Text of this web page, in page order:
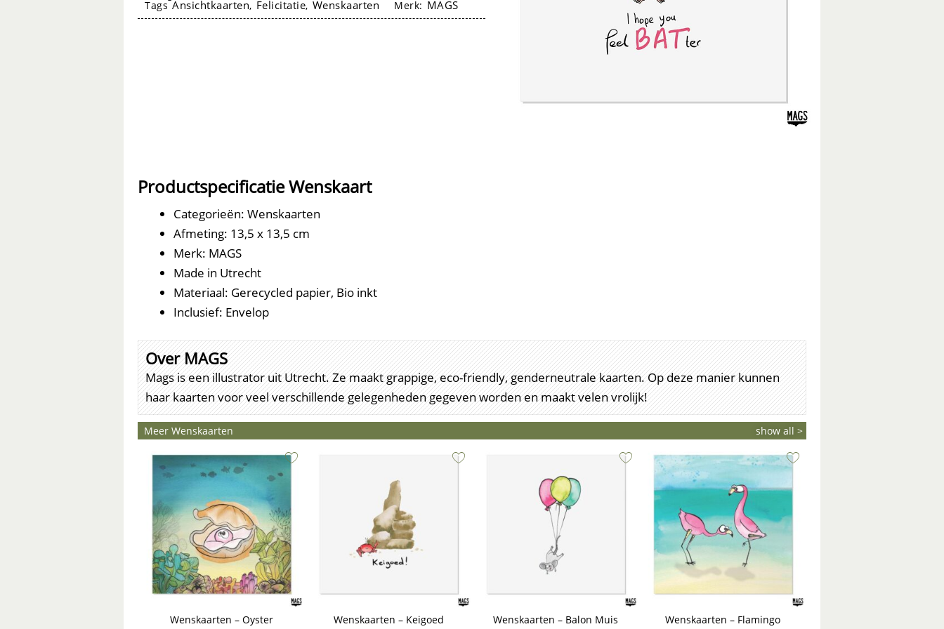
you
Tags Ansichtkaarten, Felicitatie, Wenskaarten Merk: MAGS
Productspecificatie Wenskaart
Categorieën: Wenskaarten
Afmeting: 13,5 x 13,5 cm
Merk: MAGS
Made in Utrecht
Materiaal: Gerecycled papier, Bio inkt
Inclusief: Envelop
Over MAGS
Mags is een illustrator uit Utrecht. Ze maakt grappige, eco-friendly, genderneutrale kaarten. Op deze manier kunnen
haar kaarten voor veel verschillende gelegenheden gegeven worden en maakt velen vrolijk!
Meer Wenskaarten show all >
Wenskaarten – Oyster Wenskaarten – Keigoed Wenskaarten – Balon Muis Wenskaarten – Flamingo